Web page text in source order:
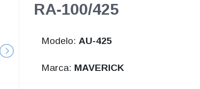
RA-100/425
Modelo: AU-425
Marca: MAVERICK